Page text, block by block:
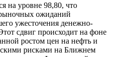
на уровне 98,80, что
ожиданий
ужесточения денежно-
сдвиг происходит на фоне
ростом цен на нефть и
рисками на Ближнем